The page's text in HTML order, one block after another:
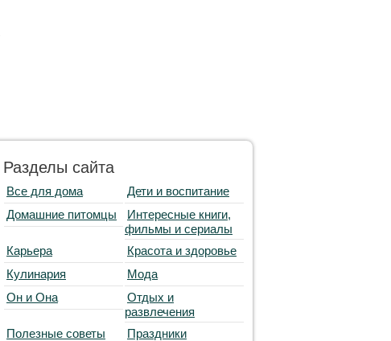
Разделы сайта
Все для дома
Дети и воспитание
Домашние питомцы
Интересные книги,
фильмы и сериалы
Карьера
Красота и здоровье
Кулинария
Мода
Он и Она
Отдых и
развлечения
Полезные советы
Праздники